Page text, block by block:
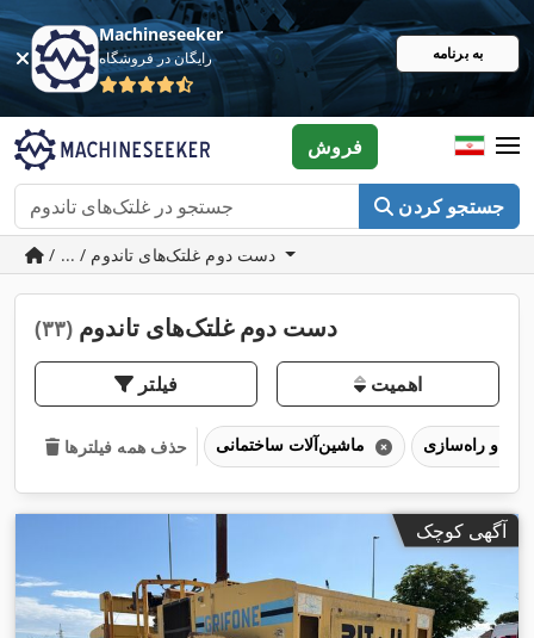
Machineseeker
رایگان در فروشگاه به برنامه
جستجو کردن
فروش
دست دوم غلتک‌های تاندوم (۳۳)
فیلتر اهمیت
حذف همه فیلترها
آگهی کوچک